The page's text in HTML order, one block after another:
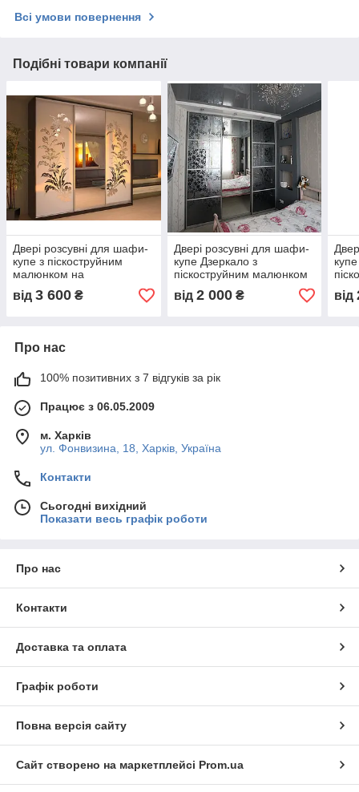
Всі умови повернення
Подібні товари компанії
Двері розсувні для шафи-
купе з піскоструйним
малюнком на
дзеркалі(Індивідуальний
прорахунок за Вашими
від 3 600 ₴
Двері розсувні для шафи-
купе Дзеркало з
піскоструйним малюнком
від 2 000₴ від
Про нас
100% позитивних з 7 відгуків за рік
Працює з 06.05.2009
м. Харків
ул. Фонвизина, 18, Харків, Україна
Контакти
Сьогодні вихідний
Показати весь графік роботи
Про нас
Контакти
Доставка та оплата
Графік роботи
Повна версія сайту
Сайт створено на маркетплейсі Prom.ua